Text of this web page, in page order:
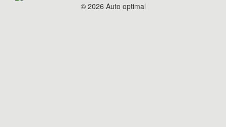
© 2026 Auto optimal